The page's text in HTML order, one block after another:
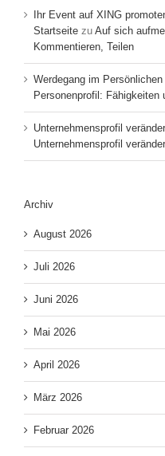
Ihr Event auf XING
Startseite zu Auf sich
Kommentieren, Teilen
Werdegang im
Personenprofil: Fähigkeiten
Unternehmensprofil
Unternehmensprofil
Archiv
August 2026
Juli 2026
Juni 2026
Mai 2026
April 2026
März 2026
Februar 2026